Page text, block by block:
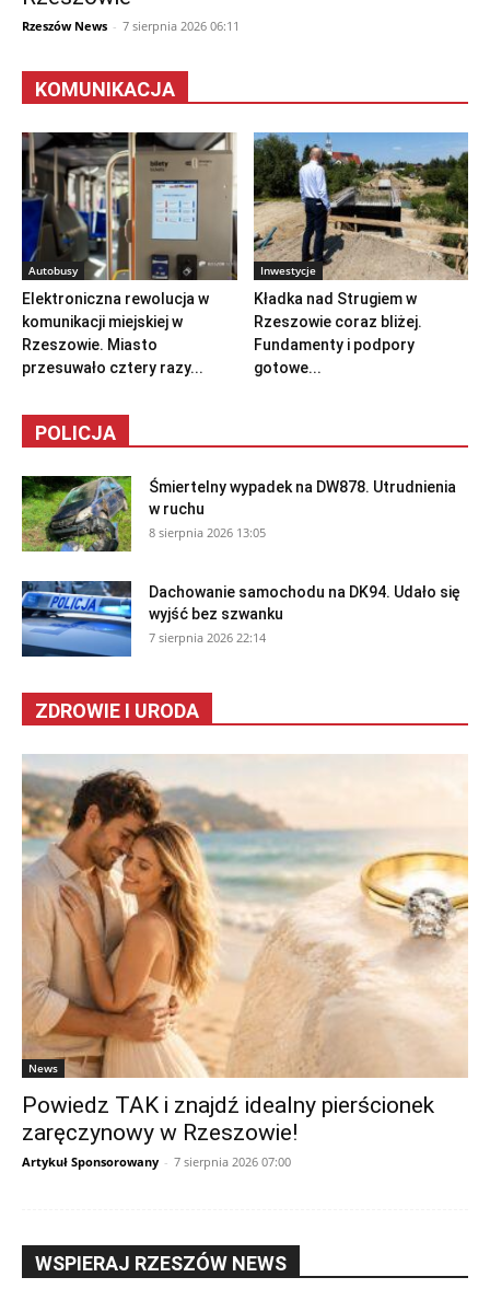
Rzeszów News - 7 sierpnia 2026 06:11
KOMUNIKACJA
Autobusy
Elektroniczna rewolucja w
komunikacji miejskiej w
Rzeszowie. Miasto
przesuwało cztery razy...
Inwestycje
Kładka nad Strugiem w
Rzeszowie coraz bliżej.
Fundamenty i podpory
gotowe...
POLICJA
Śmiertelny wypadek na DW878. Utrudnienia
w ruchu
8 sierpnia 2026 13:05
Dachowanie samochodu na DK94. Udało się
wyjść bez szwanku
7 sierpnia 2026 22:14
ZDROWIE I URODA
News
Powiedz TAK i znajdź idealny pierścionek
zaręczynowy w Rzeszowie!
Artykuł Sponsorowany - 7 sierpnia 2026 07:00
WSPIERAJ RZESZÓW NEWS